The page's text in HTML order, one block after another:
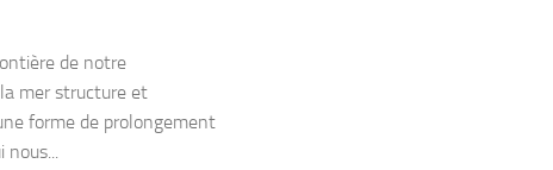
de notre
mer structure et
forme de prolongement
nous...